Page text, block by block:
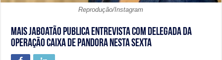
Reprodução/Instagram
Mais Jaboatão publica entrevista com delegada da
Operação Caixa de Pandora nesta sexta